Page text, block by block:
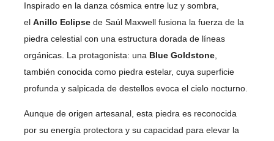
Inspirado en la danza cósmica entre luz y sombra,
el Anillo Eclipsede Saúl Maxwell fusiona la fuerza de la
piedra celestial con una estructura dorada de líneas
orgánicas. La protagonista: una Blue Goldstone,
también conocida como piedra estelar, cuya superficie
profunda y salpicada de destellos evoca el cielo nocturno.
Aunque de origen artesanal, esta piedra es reconocida
por su energía protectora y su capacidad para elevar la